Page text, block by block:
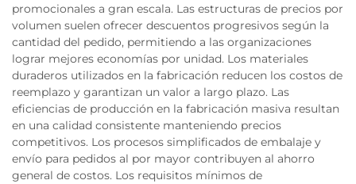
promocionales a gran escala. Las estructuras de precios por
volumen suelen ofrecer descuentos progresivos según la
cantidad del pedido, permitiendo a las organizaciones
lograr mejores economías por unidad. Los materiales
duraderos utilizados en la fabricación reducen los costos de
reemplazo y garantizan un valor a largo plazo. Las
eficiencias de producción en la fabricación masiva resultan
en una calidad consistente manteniendo precios
competitivos. Los procesos simplificados de embalaje y
envío para pedidos al por mayor contribuyen al ahorro
general de costos. Los requisitos mínimos de